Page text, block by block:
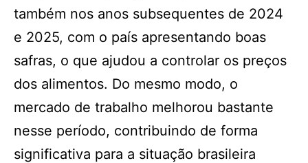
também nos anos subsequentes de 2024
e 2025, com o país apresentando boas
safras, o que ajudou a controlar os preços
dos alimentos. Do mesmo modo, o
mercado de trabalho melhorou bastante
nesse período, contribuindo de forma
significativa para a situação brasileira